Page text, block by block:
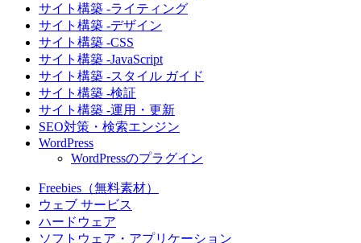
サイト構築 -ライティング
サイト構築 -デザイン
サイト構築 -CSS
サイト構築 -JavaScript
サイト構築 -スタイル ガイド
サイト構築 -検証
サイト構築 -運用・更新
SEO対策・検索エンジン
WordPress
WordPressのプラグイン
Freebies（無料素材）
ウェブ サービス
ハードウェア
ソフトウェア・アプリケーション